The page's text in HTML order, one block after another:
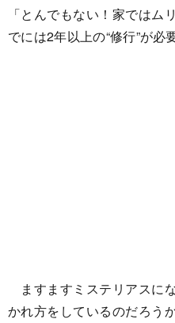
「とんでもない！家ではム
でには2年以上の“修行”が必
ますますミステリアスに
かれ方をしているのだろう